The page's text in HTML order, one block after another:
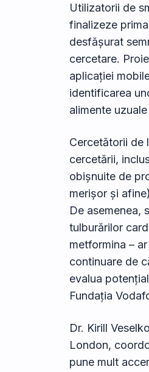
Utilizatorii de
finalizeze
desfășurat
cercetare.
aplicației
identificarea
alimente
Cercetătorii de
cercetării,
obișnuite de
merișor și
De asemenea,
tulburărilor
metformina –
continuare de
evalua
Fundația
Dr. Kirill
London,
pune mult